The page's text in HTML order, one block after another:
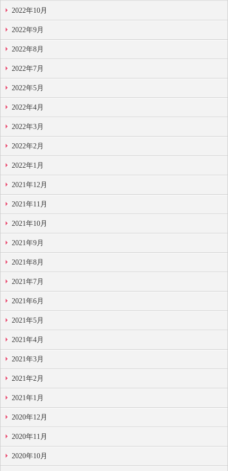
2022年10月
2022年9月
2022年8月
2022年7月
2022年5月
2022年4月
2022年3月
2022年2月
2022年1月
2021年12月
2021年11月
2021年10月
2021年9月
2021年8月
2021年7月
2021年6月
2021年5月
2021年4月
2021年3月
2021年2月
2021年1月
2020年12月
2020年11月
2020年10月